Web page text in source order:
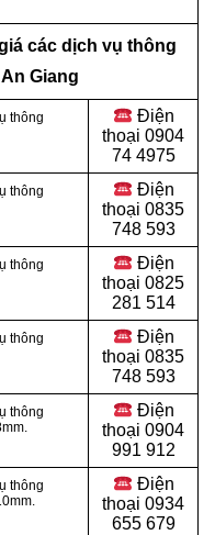
các dịch vụ thông
Giang
thông
Điện
thoại 0904
74 4975
thông
Điện
thoại 0835
748 593
thông
Điện
thoại 0825
281 514
thông
Điện
thoại 0835
748 593
thông
Điện
thoại 0904
991 912
thông
Điện
thoại 0934
655 679